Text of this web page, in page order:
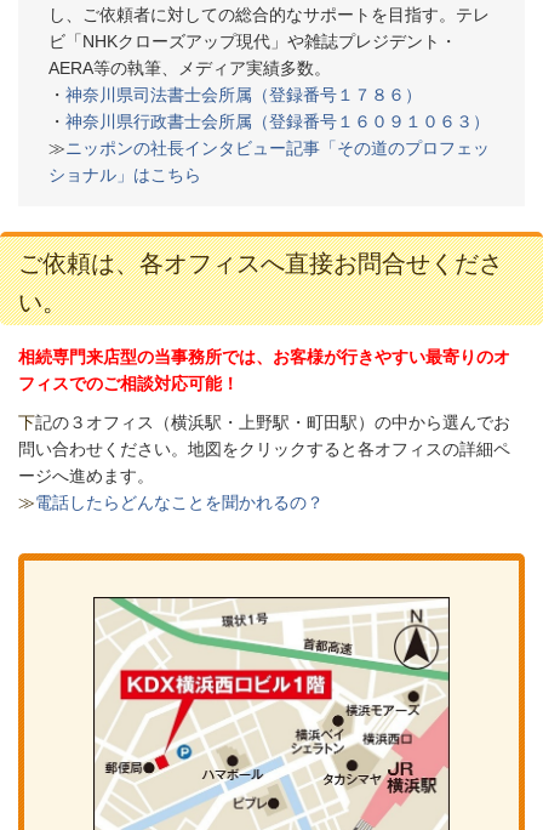
し、ご依頼者に対しての総合的なサポートを目指す。テレ
ビ「NHKクローズアップ現代」や雑誌プレジデント・
AERA等の執筆、メディア実績多数。
・ 神奈川県司法書士会所属（登録番号１７８６）
・ 神奈川県行政書士会所属（登録番号１６０９１０６３）
≫ニッポンの社長インタビュー記事「その道のプロフェッ
ショナル」はこちら
ご依頼は、各オフィスへ直接お問合せくださ
い。
相続専門来店型の当事務所では、お客様が行きやすい最寄りのオ
フィスでのご相談対応可能！
下記の３オフィス（横浜駅・上野駅・町田駅）の中から選んでお
問い合わせください。 地図をクリックすると各オフィスの詳細ペ
ージへ進めます。
≫電話したらどんなことを聞かれるの？